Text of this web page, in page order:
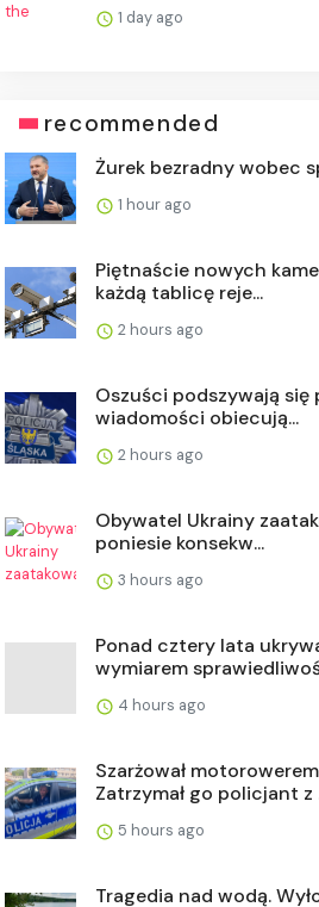
1 day ago
recommended
Żurek bezradny wobec
1 hour ago
Piętnaście nowych
każdą tablicę reje...
2 hours ago
Oszuści podszywają się
wiadomości obiecują...
2 hours ago
Obywatel Ukrainy
poniesie konsekw...
3 hours ago
Ponad cztery lata
wymiarem
4 hours ago
Szarżował
Zatrzymał go policjant z
5 hours ago
Tragedia nad wodą.